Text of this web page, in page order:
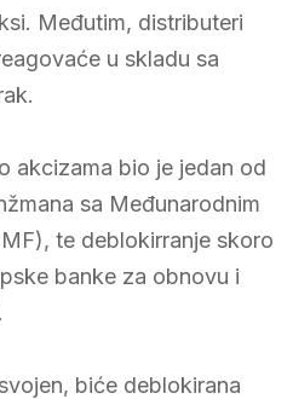
Međutim, distributeri
u skladu sa
akcizama bio je jedan od
sa Međunarodnim
te deblokirranje skoro
banke za obnovu i
biće deblokirana